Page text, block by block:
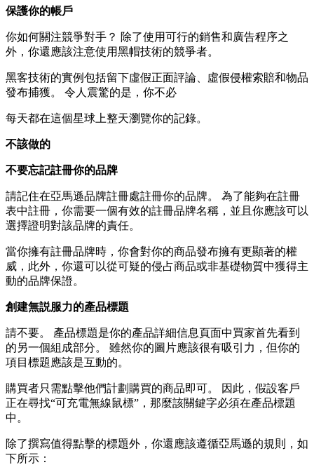
保護你的帳戶
你如何關注競爭對手？ 除了使用可行的銷售和廣告程序之
外，你還應該注意使用黑帽技術的競爭者。
黑客技術的實例包括留下虛假正面評論、虛假侵權索賠和物品
發布捕獲。 令人震驚的是，你不必
每天都在這個星球上整天瀏覽你的記錄。
不該做的
不要忘記註冊你的品牌
請記住在亞馬遜品牌註冊處註冊你的品牌。 為了能夠在註冊
表中註冊，你需要一個有效的註冊品牌名稱，並且你應該可以
選擇證明對該品牌的責任。
當你擁有註冊品牌時，你會對你的商品發布擁有更顯著的權
威，此外，你還可以從可疑的侵占商品或非基礎物質中獲得主
動的品牌保證。
創建無説服力的產品標題
請不要。 產品標題是你的產品詳細信息頁面中買家首先看到
的另一個組成部分。 雖然你的圖片應該很有吸引力，但你的
項目標題應該是互動的。
購買者只需點擊他們計劃購買的商品即可。 因此，假設客戶
正在尋找“可充電無線鼠標”，那麼該關鍵字必須在產品標題
中。
除了撰寫值得點擊的標題外，你還應該遵循亞馬遜的規則，如
下所示：